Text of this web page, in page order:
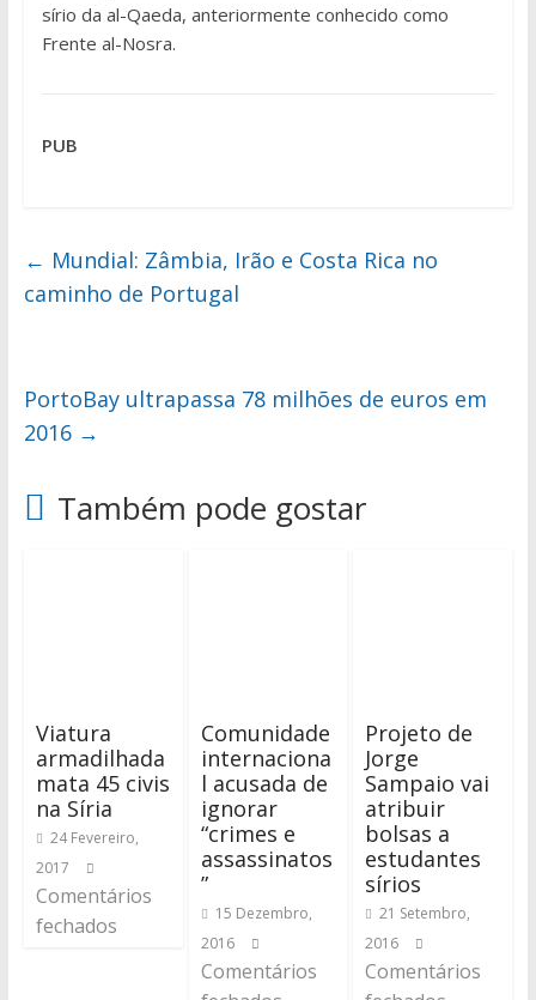
sírio da al-Qaeda, anteriormente conhecido como
Frente al-Nosra.
PUB
← Mundial: Zâmbia, Irão e Costa Rica no
caminho de Portugal
PortoBay ultrapassa 78 milhões de euros em
2016 →
Também pode gostar
Viatura
armadilhada
mata 45 civis
na Síria
24 Fevereiro,
2017
Comentários
fechados
Comunidade
internaciona
l acusada de
ignorar
“crimes e
assassinatos
”
15 Dezembro,
2016
Comentários
Projeto de
Jorge
Sampaio vai
atribuir
bolsas a
estudantes
sírios
21 Setembro,
2016
Comentários